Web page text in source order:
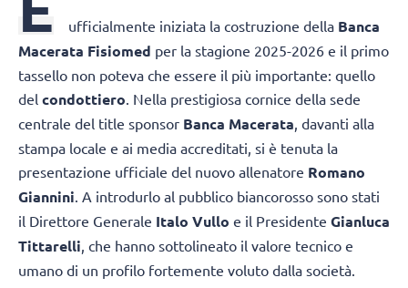
ufficialmente iniziata la costruzione della Banca
Macerata Fisiomed per la stagione 2025-2026 e il primo
tassello non poteva che essere il più importante: quello
del condottiero. Nella prestigiosa cornice della sede
centrale del title sponsor Banca Macerata, davanti alla
stampa locale e ai media accreditati, si è tenuta la
presentazione ufficiale del nuovo allenatore Romano
Giannini. A introdurlo al pubblico biancorosso sono stati
il Direttore Generale Italo Vullo e il Presidente Gianluca
Tittarelli, che hanno sottolineato il valore tecnico e
umano di un profilo fortemente voluto dalla società.